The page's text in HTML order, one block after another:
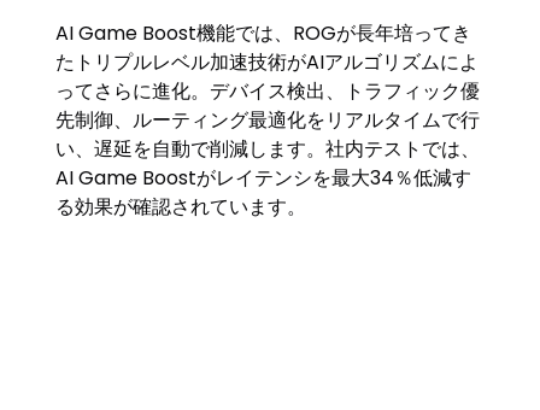
AI Game Boost機能では、ROGが長年培ってき
たトリプルレベル加速技術がAIアルゴリズムによ
ってさらに進化。デバイス検出、トラフィック優
先制御、ルーティング最適化をリアルタイムで行
い、遅延を自動で削減します。社内テストでは、
AI Game Boostがレイテンシを最大34％低減す
る効果が確認されています。